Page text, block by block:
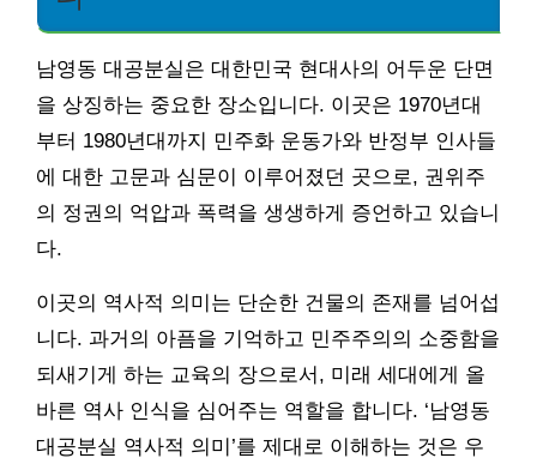
남영동 대공분실은 대한민국 현대사의 어두운 단면
을 상징하는 중요한 장소입니다. 이곳은 1970년대
부터 1980년대까지 민주화 운동가와 반정부 인사들
에 대한 고문과 심문이 이루어졌던 곳으로, 권위주
의 정권의 억압과 폭력을 생생하게 증언하고 있습니
다.
이곳의 역사적 의미는 단순한 건물의 존재를 넘어섭
니다. 과거의 아픔을 기억하고 민주주의의 소중함을
되새기게 하는 교육의 장으로서, 미래 세대에게 올
바른 역사 인식을 심어주는 역할을 합니다. ‘남영동
대공분실 역사적 의미’를 제대로 이해하는 것은 우